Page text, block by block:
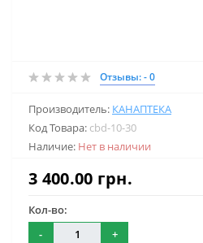
Отзывы: - 0
Производитель: КАНАПТЕКА
Код Товара: cbd-10-30
Наличие: Нет в наличии
3 400.00 грн.
Кол-во:
-
+